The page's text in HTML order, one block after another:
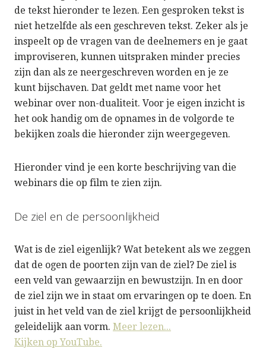
de tekst hieronder te lezen. Een gesproken tekst is
niet hetzelfde als een geschreven tekst. Zeker als je
inspeelt op de vragen van de deelnemers en je gaat
improviseren, kunnen uitspraken minder precies
zijn dan als ze neergeschreven worden en je ze
kunt bijschaven. Dat geldt met name voor het
webinar over non-dualiteit. Voor je eigen inzicht is
het ook handig om de opnames in de volgorde te
bekijken zoals die hieronder zijn weergegeven.
Hieronder vind je een korte beschrijving van die
webinars die op film te zien zijn.
De ziel en de persoonlijkheid
Wat is de ziel eigenlijk? Wat betekent als we zeggen
dat de ogen de poorten zijn van de ziel? De ziel is
een veld van gewaarzijn en bewustzijn. In en door
de ziel zijn we in staat om ervaringen op te doen. En
juist in het veld van de ziel krijgt de persoonlijkheid
geleidelijk aan vorm. Meer lezen...
Kijken op YouTube.